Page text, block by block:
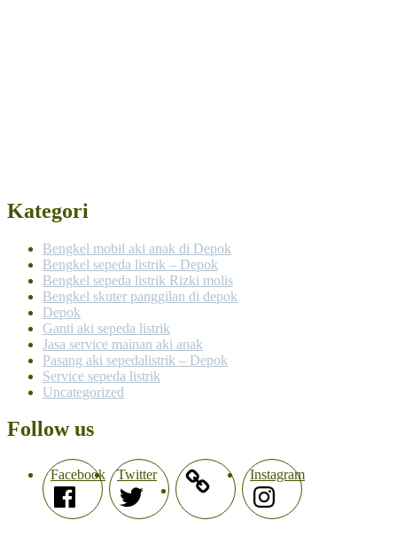
Kategori
Bengkel mobil aki anak di Depok
Bengkel sepeda listrik – Depok
Bengkel sepeda listrik Rizki molis
Bengkel skuter panggilan di depok
Depok
Ganti aki sepeda listrik
Jasa service mainan aki anak
Pasang aki sepedalistrik – Depok
Service sepeda listrik
Uncategorized
Follow us
Facebook Twitter Instagram